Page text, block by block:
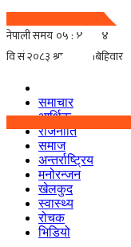
समाचार
आर्थिक
राजनीति
समाज
अन्तर्राष्ट्रिय
मनोरन्जन
खेलकुद
स्वास्थ्य
रोचक
भिडियो